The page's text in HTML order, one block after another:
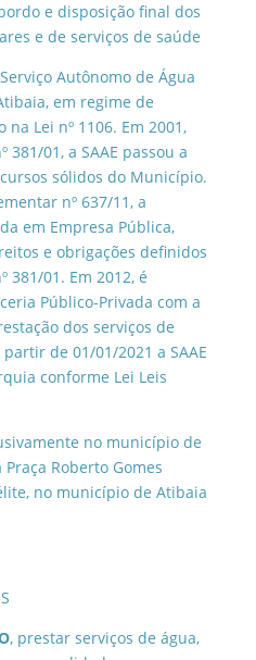
e disposição final dos
e de serviços de saúde
Autônomo de Água
em regime de
Lei nº 1106. Em 2001,
381/01, a SAAE passou a
sólidos do Município.
nº 637/11, a
em Empresa Pública,
e obrigações definidos
381/01. Em 2012, é
Público-Privada com a
dos serviços de
de 01/01/2021 a SAAE
conforme Lei Leis
no município de
Roberto Gomes
no município de Atibaia
, prestar serviços de água,